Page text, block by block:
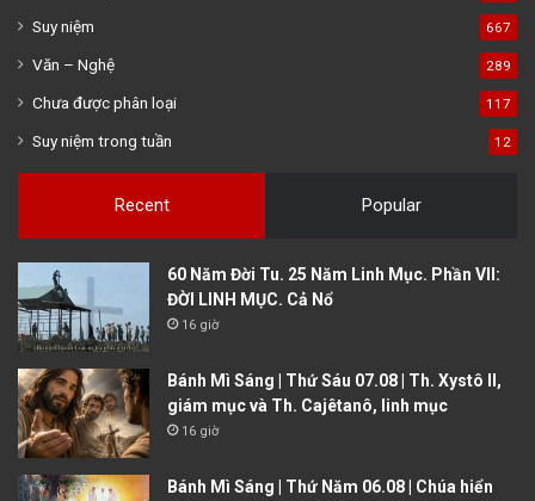
Suy niệm 667
Văn – Nghệ 289
Chưa được phân loại 117
Suy niệm trong tuần 12
Recent Popular
60 Năm Đời Tu. 25 Năm Linh Mục. Phần VII:
ĐỜI LINH MỤC. Cả Nổ
16 giờ
Bánh Mì Sáng | Thứ Sáu 07.08 | Th. Xystô II,
giám mục và Th. Cajêtanô, linh mục
16 giờ
Bánh Mì Sáng | Thứ Năm 06.08 | Chúa hiển